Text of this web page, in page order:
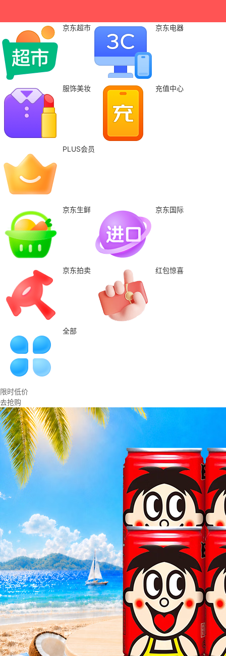
京东超市 京东电器
服饰美妆 充值中心
PLUS会员
京东生鲜 京东国际
京东拍卖 红包惊喜
全部
限时低价
去抢购